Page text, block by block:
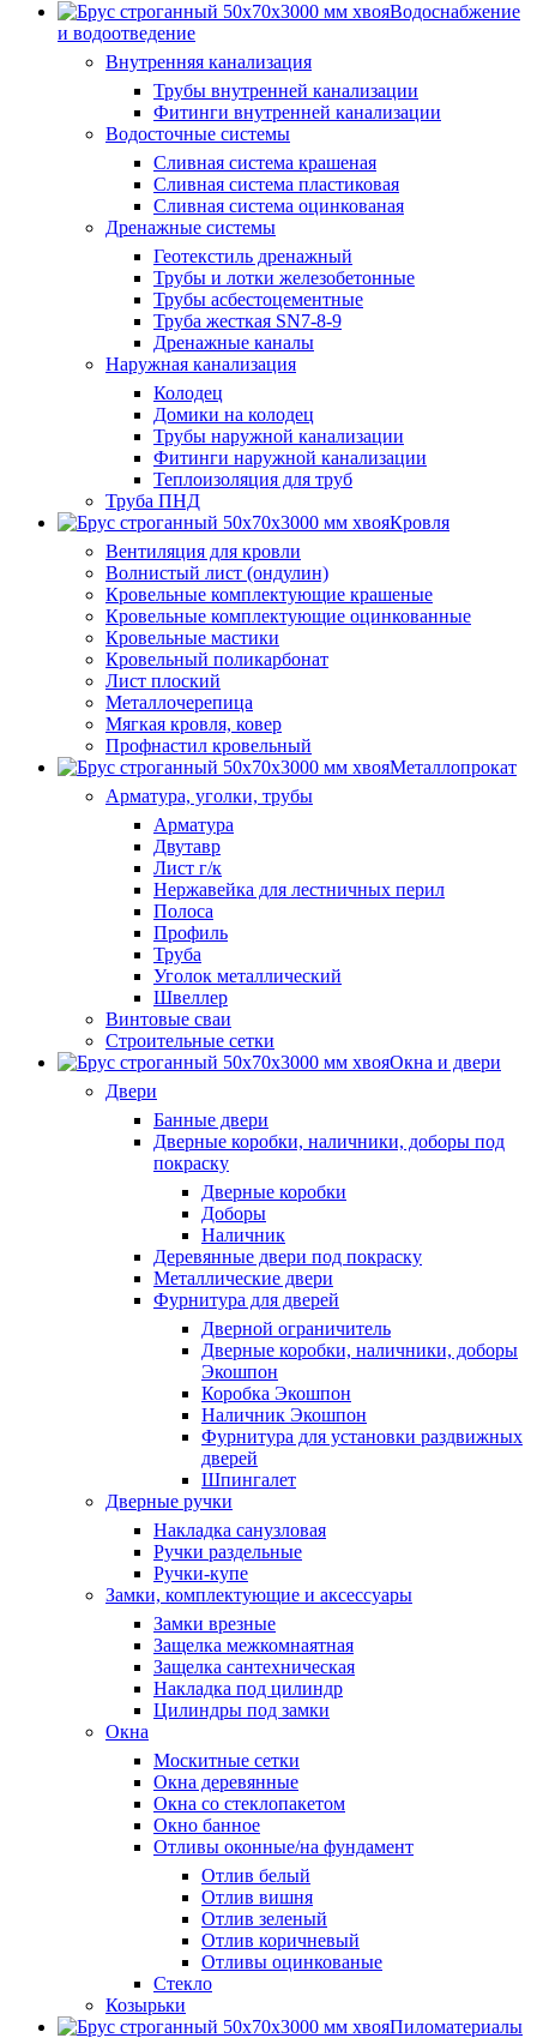
Водоснабжение
и водоотведение
Внутренняя канализация
Трубы внутренней канализации
Фитинги внутренней канализации
Водосточные системы
Сливная система крашеная
Сливная система пластиковая
Сливная система оцинкованая
Дренажные системы
Геотекстиль дренажный
Трубы и лотки железобетонные
Трубы асбестоцементные
Труба жесткая SN7-8-9
Дренажные каналы
Наружная канализация
Колодец
Домики на колодец
Трубы наружной канализации
Фитинги наружной канализации
Теплоизоляция для труб
Труба ПНД
Кровля
Вентиляция для кровли
Волнистый лист (ондулин)
Кровельные комплектующие крашеные
Кровельные комплектующие оцинкованные
Кровельные мастики
Кровельный поликарбонат
Лист плоский
Металлочерепица
Мягкая кровля, ковер
Профнастил кровельный
Металлопрокат
Арматура, уголки, трубы
Арматура
Двутавр
Лист г/к
Нержавейка для лестничных перил
Полоса
Профиль
Труба
Уголок металлический
Швеллер
Винтовые сваи
Строительные сетки
Окна и двери
Двери
Банные двери
Дверные коробки, наличники, доборы под
покраску
Дверные коробки
Доборы
Наличник
Деревянные двери под покраску
Металлические двери
Фурнитура для дверей
Дверной ограничитель
Дверные коробки, наличники, доборы
Экошпон
Коробка Экошпон
Наличник Экошпон
Фурнитура для установки раздвижных
дверей
Шпингалет
Дверные ручки
Накладка санузловая
Ручки раздельные
Ручки-купе
Замки, комплектующие и аксессуары
Замки врезные
Защелка межкомнаятная
Защелка сантехническая
Накладка под цилиндр
Цилиндры под замки
Окна
Москитные сетки
Окна деревянные
Окна со стеклопакетом
Окно банное
Отливы оконные/на фундамент
Отлив белый
Отлив вишня
Отлив зеленый
Отлив коричневый
Отливы оцинкованые
Стекло
Козырьки
Пиломатериалы